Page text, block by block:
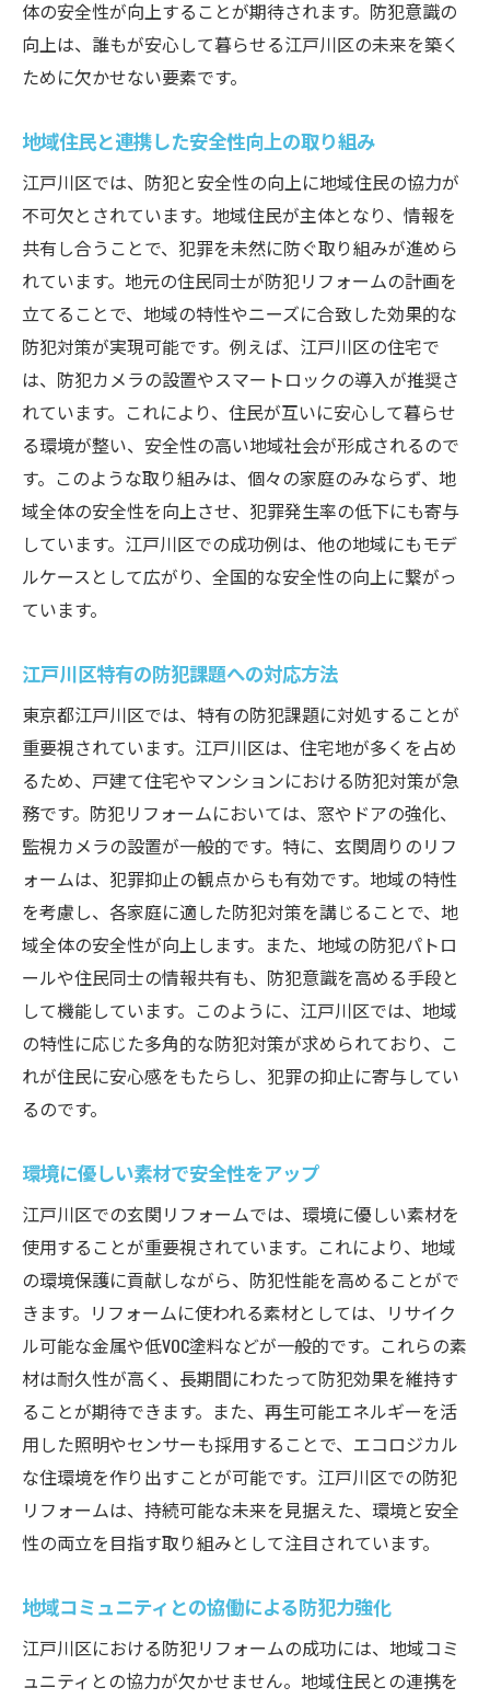
体の安全性が向上することが期待されます。防犯意識の
向上は、誰もが安心して暮らせる江戸川区の未来を築く
ために欠かせない要素です。
地域住民と連携した安全性向上の取り組み
江戸川区では、防犯と安全性の向上に地域住民の協力が
不可欠とされています。地域住民が主体となり、情報を
共有し合うことで、犯罪を未然に防ぐ取り組みが進めら
れています。地元の住民同士が防犯リフォームの計画を
立てることで、地域の特性やニーズに合致した効果的な
防犯対策が実現可能です。例えば、江戸川区の住宅で
は、防犯カメラの設置やスマートロックの導入が推奨さ
れています。これにより、住民が互いに安心して暮らせ
る環境が整い、安全性の高い地域社会が形成されるので
す。このような取り組みは、個々の家庭のみならず、地
域全体の安全性を向上させ、犯罪発生率の低下にも寄与
しています。江戸川区での成功例は、他の地域にもモデ
ルケースとして広がり、全国的な安全性の向上に繋がっ
ています。
江戸川区特有の防犯課題への対応方法
東京都江戸川区では、特有の防犯課題に対処することが
重要視されています。江戸川区は、住宅地が多くを占め
るため、戸建て住宅やマンションにおける防犯対策が急
務です。防犯リフォームにおいては、窓やドアの強化、
監視カメラの設置が一般的です。特に、玄関周りのリフ
ォームは、犯罪抑止の観点からも有効です。地域の特性
を考慮し、各家庭に適した防犯対策を講じることで、地
域全体の安全性が向上します。また、地域の防犯パトロ
ールや住民同士の情報共有も、防犯意識を高める手段と
して機能しています。このように、江戸川区では、地域
の特性に応じた多角的な防犯対策が求められており、こ
れが住民に安心感をもたらし、犯罪の抑止に寄与してい
るのです。
環境に優しい素材で安全性をアップ
江戸川区での玄関リフォームでは、環境に優しい素材を
使用することが重要視されています。これにより、地域
の環境保護に貢献しながら、防犯性能を高めることがで
きます。リフォームに使われる素材としては、リサイク
ル可能な金属や低VOC塗料などが一般的です。これらの素
材は耐久性が高く、長期間にわたって防犯効果を維持す
ることが期待できます。また、再生可能エネルギーを活
用した照明やセンサーも採用することで、エコロジカル
な住環境を作り出すことが可能です。江戸川区での防犯
リフォームは、持続可能な未来を見据えた、環境と安全
性の両立を目指す取り組みとして注目されています。
地域コミュニティとの協働による防犯力強化
江戸川区における防犯リフォームの成功には、地域コミ
ュニティとの協力が欠かせません。地域住民との連携を